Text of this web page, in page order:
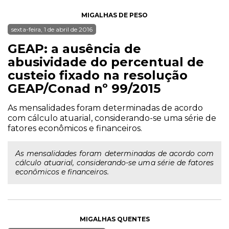
MIGALHAS DE PESO
sexta-feira, 1 de abril de 2016
GEAP: a ausência de
abusividade do percentual de
custeio fixado na resolução
GEAP/Conad nº 99/2015
As mensalidades foram determinadas de acordo
com cálculo atuarial, considerando-se uma série de
fatores econômicos e financeiros.
As mensalidades foram determinadas de acordo com
cálculo atuarial, considerando-se uma série de fatores
econômicos e financeiros.
MIGALHAS QUENTES